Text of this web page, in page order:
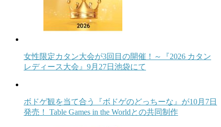
女性限定カタン大会が3回目の開催！～『2026 カタン
レディース大会』9月27日池袋にて
ボドゲ観を当て合う『ボドゲのどっちーな』が10月7日
発売！ Table Games in the Worldとの共同制作